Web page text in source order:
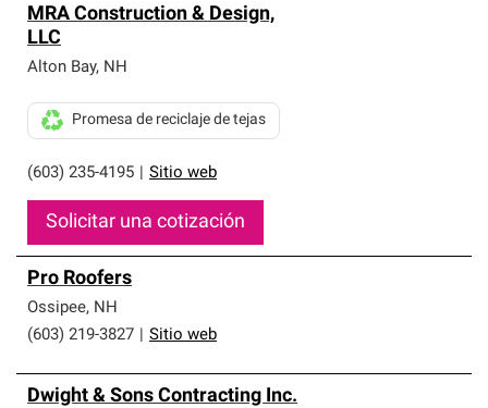
parte de una red exclusiva de profesionales de techos
que cumplen con altos estándares y requisitos estrictos
de profesionalismo y confiabilidad.
MRA Construction & Design,
LLC
Alton Bay, NH
(603) 235-4195 Sitio web
Promesa de reciclaje de tejas
Solicitar una cotización
Pro Roofers
Ossipee, NH
(603) 219-3827
Sitio web
Dwight & Sons Contracting Inc.